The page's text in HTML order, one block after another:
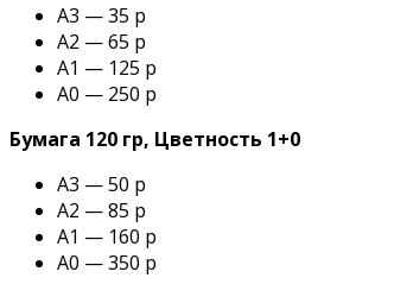
А3 — 35 р
А2 — 65 р
А1 — 125 р
А0 — 250 р
Бумага 120 гр, Цветность 1+0
А3 — 50 р
А2 — 85 р
А1 — 160 р
А0 — 350 р